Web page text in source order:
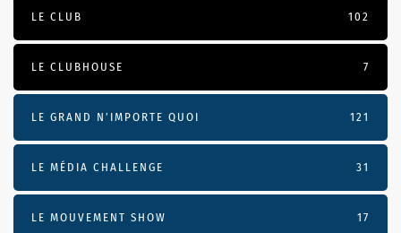
LE CLUB 102
LE CLUBHOUSE 7
LE GRAND N’IMPORTE QUOI 121
LE MÉDIA CHALLENGE 31
LE MOUVEMENT SHOW 17